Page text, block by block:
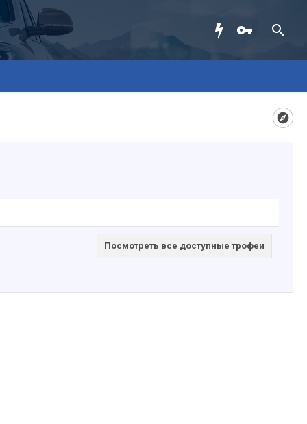
Посмотреть все доступные трофеи